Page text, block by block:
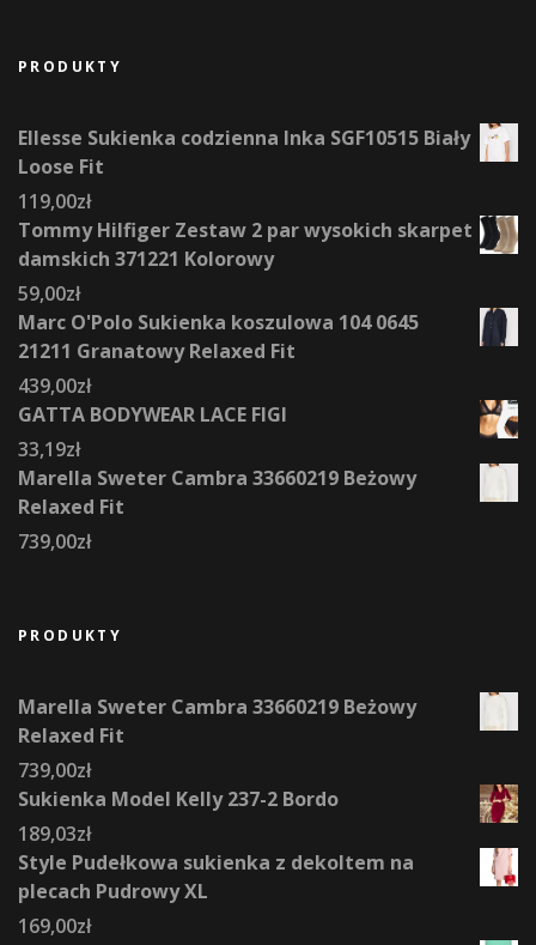
PRODUKTY
Ellesse Sukienka codzienna Inka SGF10515 Biały
Loose Fit
119,00zł
Tommy Hilfiger Zestaw 2 par wysokich skarpet
damskich 371221 Kolorowy
59,00zł
Marc O'Polo Sukienka koszulowa 104 0645
21211 Granatowy Relaxed Fit
439,00zł
GATTA BODYWEAR LACE FIGI
33,19zł
Marella Sweter Cambra 33660219 Beżowy
Relaxed Fit
739,00zł
PRODUKTY
Marella Sweter Cambra 33660219 Beżowy
Relaxed Fit
739,00zł
Sukienka Model Kelly 237-2 Bordo
189,03zł
Style Pudełkowa sukienka z dekoltem na
plecach Pudrowy XL
169,00zł